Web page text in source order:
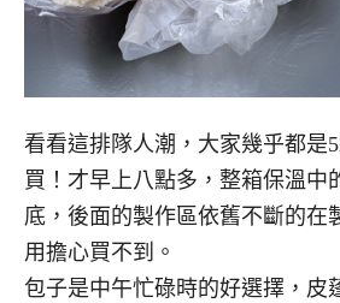
看看這排隊人潮，大家幾乎都是
買！才早上八點多，整箱保溫中
底，後面的製作區依舊不斷的在
用擔心買不到。
包子是中午忙碌時的好選擇，皮